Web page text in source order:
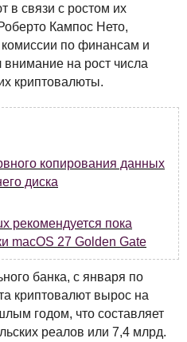
в связи с ростом их
Кампос Нето,
по финансам и
на рост числа
криптовалюты.
копирования данных
диска
рекомендуется пока
macOS 27 Golden Gate
банка, с января по
криптовалют вырос на
годом, что составляет
реалов или 7,4 млрд.